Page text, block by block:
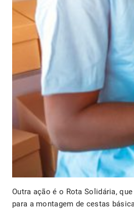
Outra ação é o Rota Solidária,
para a montagem de cestas